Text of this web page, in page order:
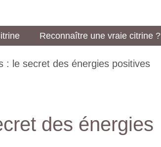
Reconnaître une vraie citrine ?
: le secret des énergies positives
des énergies